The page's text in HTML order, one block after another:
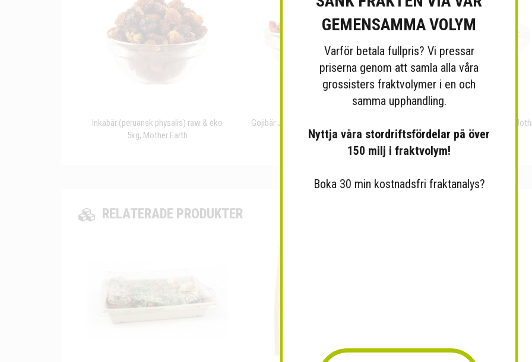
Inkabär (peruansk physalis) raw & eko
5kg, Mother Earth
Gojibär Jumbo raw & eko 5kg, Mother
Earth
Fullrörsocker Panela eko 5kg,
Earth
RELATERADE PRODUKTER
GEMENSAMMA VOLYM
Varför betala fullpris? Vi pressar
priserna genom att samla alla våra
grossisters fraktvolymer i en och
samma upphandling.
Nyttja våra stordriftsfördelar på över
150 milj i fraktvolym!
Boka 30 min kostnadsfri fraktanalys?